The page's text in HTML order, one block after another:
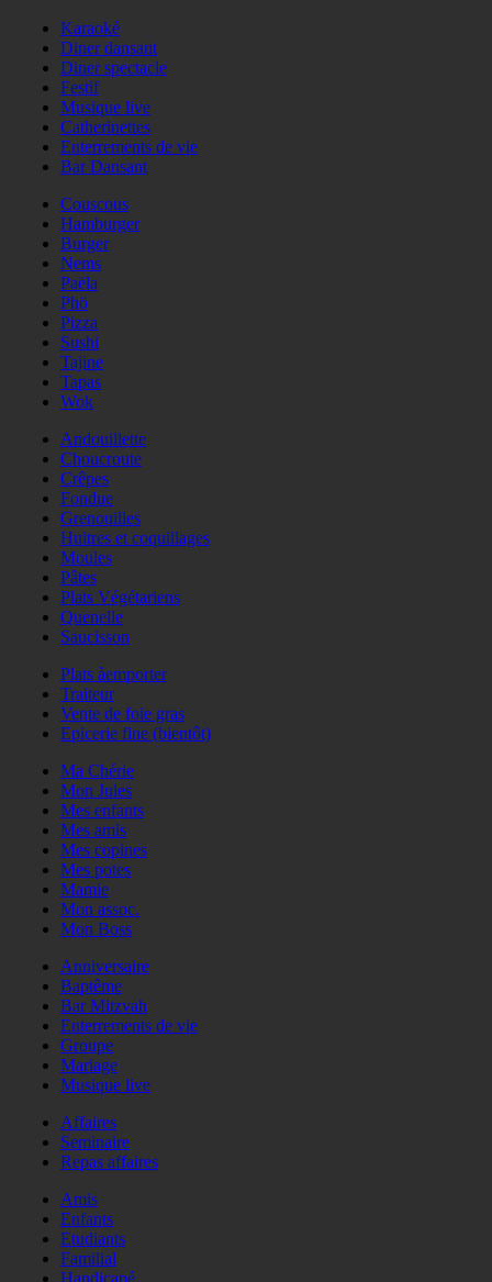
Karaoké
Diner dansant
Diner spectacle
Festif
Musique live
Catherinettes
Enterrements de vie
Bar Dansant
Couscous
Hamburger
Burger
Nems
Paëla
Phö
Pizza
Sushi
Tajine
Tapas
Wok
Andouillette
Choucroute
Crêpes
Fondue
Grenouilles
Huitres et coquillages
Moules
Pâtes
Plats Végétariens
Quenelle
Saucisson
Plats àemporter
Traiteur
Vente de foie gras
Epicerie fine (bientôt)
Ma Chérie
Mon Jules
Mes enfants
Mes amis
Mes copines
Mes potes
Mamie
Mon assoc.
Mon Boss
Anniversaire
Baptême
Bar Mitzvah
Enterrements de vie
Groupe
Mariage
Musique live
Affaires
Seminaire
Repas affaires
Amis
Enfants
Etudiants
Familial
Handicapé